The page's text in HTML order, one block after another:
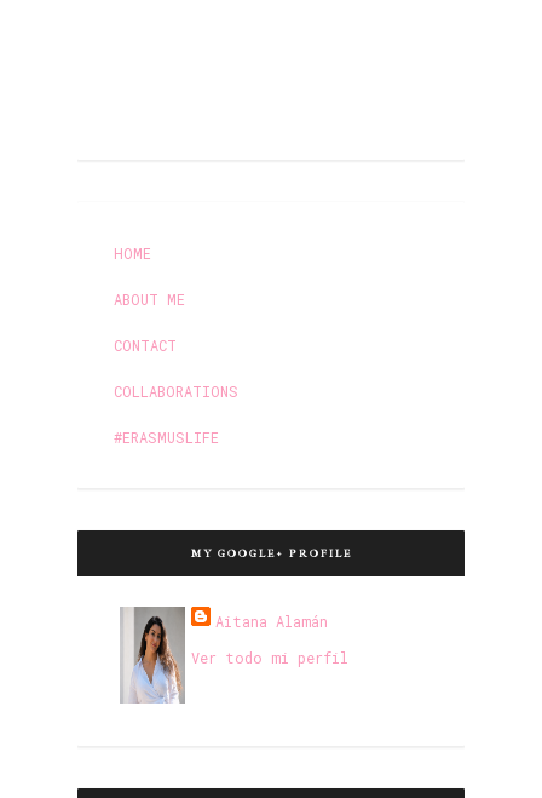
HOME
ABOUT ME
CONTACT
COLLABORATIONS
#ERASMUSLIFE
MY GOOGLE+ PROFILE
Aitana Alamán
Ver todo mi perfil